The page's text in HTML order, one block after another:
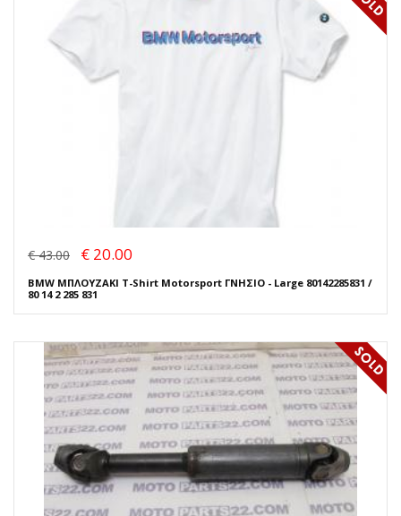
€ 43.00 € 20.00
BMW ΜΠΛΟΥΖΑΚΙ T-Shirt Motorsport ΓΝΗΣΙΟ - Large 80142285831 /
80 14 2 285 831